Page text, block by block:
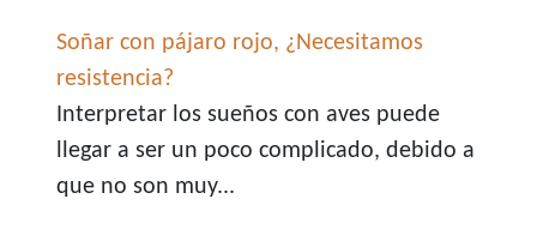
Soñar con pájaro rojo, ¿Necesitamos
resistencia?
Interpretar los sueños con aves puede
llegar a ser un poco complicado, debido a
que no son muy...